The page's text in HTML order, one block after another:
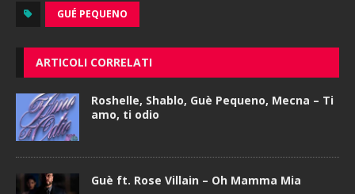
GUÉ PEQUENO
ARTICOLI CORRELATI
Roshelle, Shablo, Guè Pequeno, Mecna – Ti
amo, ti odio
Guè ft. Rose Villain – Oh Mamma Mia